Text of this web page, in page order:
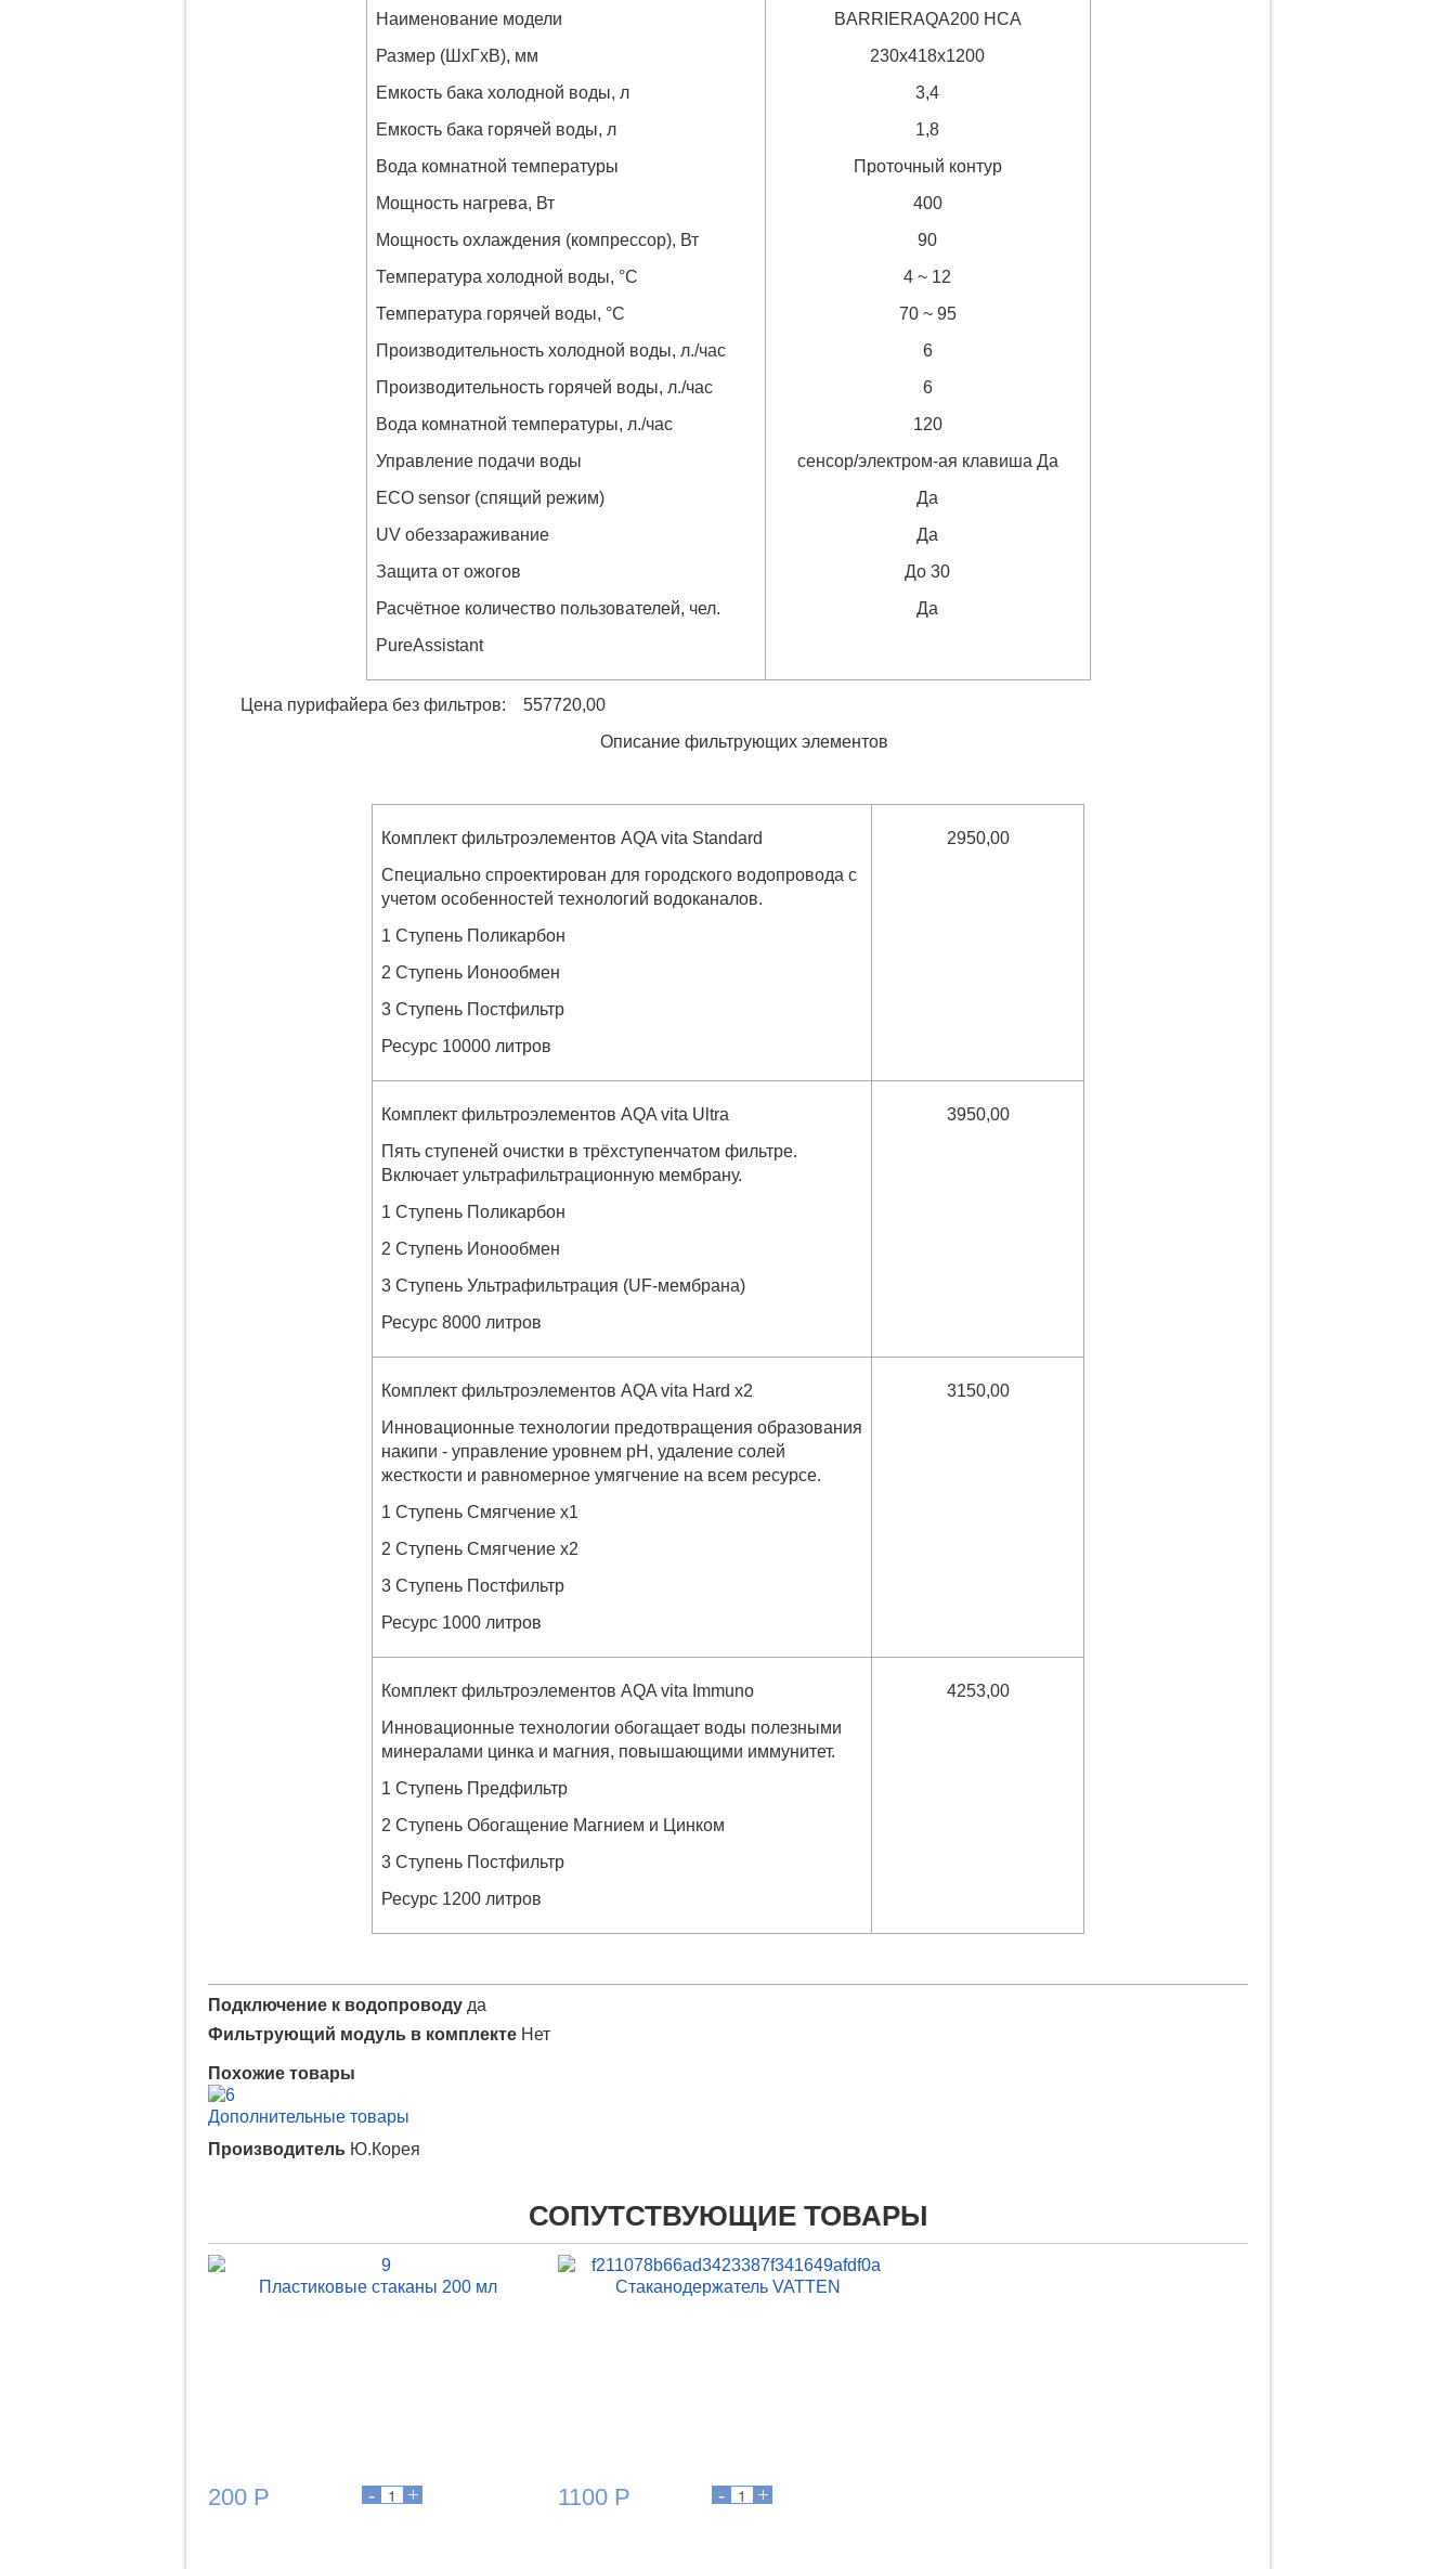
Наименование модели
Размер (ШхГхВ), мм
Емкость бака холодной воды, л
Емкость бака горячей воды, л
Вода комнатной температуры
Мощность нагрева, Вт
Мощность охлаждения (компрессор), Вт
Температура холодной воды, °С
Температура горячей воды, °С
Производительность холодной воды, л./час
Производительность горячей воды, л./час
Вода комнатной температуры, л./час
Управление подачи воды
ECO sensor (спящий режим)
UV обеззараживание
Защита от ожогов
Расчётное количество пользователей, чел.
PureAssistant
BARRIERAQA200 HCА
230х418х1200
3,4
1,8
Проточный контур
400
90
4 ~ 12
70 ~ 95
6
6
120
сенсор/электром-ая клавиша Да
Да
Да
До 30
Да
Цена пурифайера без фильтров: 557720,00
Описание фильтрующих элементов
Комплект фильтроэлементов AQA vita Standard
Специально спроектирован для городского водопровода с
учетом особенностей технологий водоканалов.
1 Ступень Поликарбон
2 Ступень Ионообмен
3 Ступень Постфильтр
Ресурс 10000 литров
2950,00
Комплект фильтроэлементов AQA vita Ultra
Пять ступеней очистки в трёхступенчатом фильтре.
Включает ультрафильтрационную мембрану.
1 Ступень Поликарбон
2 Ступень Ионообмен
3 Ступень Ультрафильтрация (UF-мембрана)
Ресурс 8000 литров
3950,00
Комплект фильтроэлементов AQA vita Hard x2
Инновационные технологии предотвращения образования
накипи - управление уровнем pH, удаление солей
жесткости и равномерное умягчение на всем ресурсе.
1 Ступень Смягчение x1
2 Ступень Смягчение x2
3 Ступень Постфильтр
Ресурс 1000 литров
3150,00
Комплект фильтроэлементов AQA vita Immuno
Инновационные технологии обогащает воды полезными
минералами цинка и магния, повышающими иммунитет.
1 Ступень Предфильтр
2 Ступень Обогащение Магнием и Цинком
3 Ступень Постфильтр
Ресурс 1200 литров
4253,00
Подключение к водопроводу да
Фильтрующий модуль в комплекте Нет
Похожие товары
Дополнительные товары
Производитель Ю.Корея
СОПУТСТВУЮЩИЕ ТОВАРЫ
Пластиковые стаканы 200 мл
200 Р
Стаканодержатель VATTEN
1100 Р